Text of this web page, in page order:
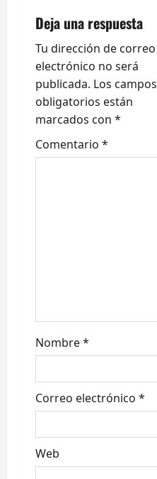
c
i
ó
n
d
a
d
a
s
Deja una respuesta
Tu dirección de correo
electrónico no será
publicada. Los campos
obligatorios están
marcados con *
Comentario *
Nombre*
Correo electrónico *
Web